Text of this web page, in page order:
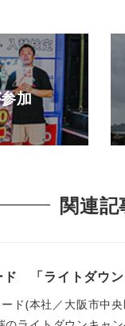
加
関連記
ド 「ライトダウ
ド(本社／大阪市中